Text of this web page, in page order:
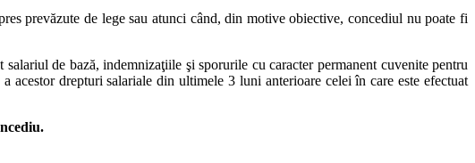
prevăzute de lege sau atunci când, din motive obiective, concediul nu poate fi
salariul de bază, indemnizaţiile şi sporurile cu caracter permanent cuvenite pentru
drepturi salariale din ultimele 3 luni anterioare celei în care este efectuat